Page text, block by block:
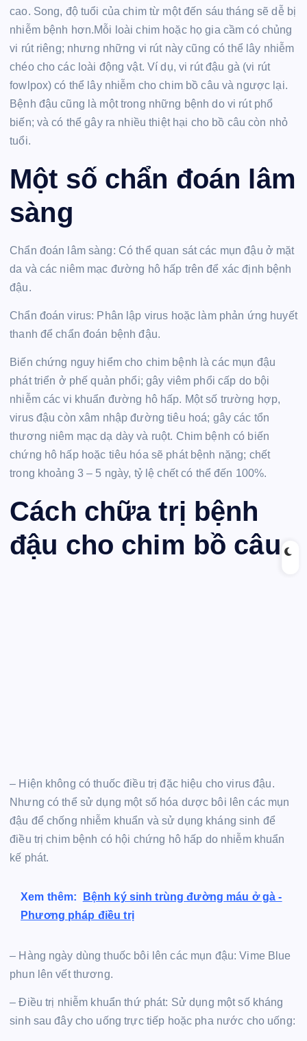
cao. Song, độ tuổi của chim từ một đến sáu tháng sẽ dễ bị
nhiễm bệnh hơn.Mỗi loài chim hoặc họ gia cầm có chủng
vi rút riêng; nhưng những vi rút này cũng có thể lây nhiễm
chéo cho các loài động vật. Ví dụ, vi rút đậu gà (vi rút
fowlpox) có thể lây nhiễm cho chim bồ câu và ngược lại.
Bệnh đậu cũng là một trong những bệnh do vi rút phổ
biến; và có thể gây ra nhiều thiệt hại cho bồ câu còn nhỏ
tuổi.
Một số chẩn đoán lâm
sàng
Chẩn đoán lâm sàng: Có thể quan sát các mụn đậu ở mặt
da và các niêm mạc đường hô hấp trên để xác định bệnh
đậu.
Chẩn đoán virus: Phân lập virus hoặc làm phản ứng huyết
thanh để chẩn đoán bệnh đậu.
Biến chứng nguy hiểm cho chim bệnh là các mụn đậu
phát triển ở phế quản phổi; gây viêm phổi cấp do bội
nhiễm các vi khuẩn đường hô hấp. Một số trường hợp,
virus đậu còn xâm nhập đường tiêu hoá; gây các tổn
thương niêm mạc dạ dày và ruột. Chim bệnh có biến
chứng hô hấp hoặc tiêu hóa sẽ phát bệnh nặng; chết
trong khoảng 3 – 5 ngày, tỷ lệ chết có thể đến 100%.
Cách chữa trị bệnh
đậu cho chim bồ câu
– Hiện không có thuốc điều trị đặc hiệu cho virus đậu.
Nhưng có thể sử dụng một số hóa dược bôi lên các mụn
đậu để chống nhiễm khuẩn và sử dụng kháng sinh để
điều trị chim bệnh có hội chứng hô hấp do nhiễm khuẩn
kế phát.
Xem thêm:
Bệnh ký sinh trùng đường máu ở gà -
Phương pháp điều trị
– Hàng ngày dùng thuốc bôi lên các mụn đậu: Vime Blue
phun lên vết thương.
– Ðiều trị nhiễm khuẩn thứ phát: Sử dụng một số kháng
sinh sau đây cho uống trực tiếp hoặc pha nước cho uống: